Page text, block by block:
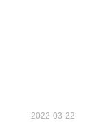
2022-03-22